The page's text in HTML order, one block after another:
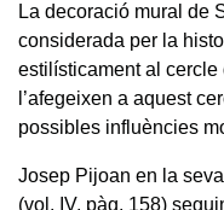
La decoració mural de
considerada per la
estilísticament al cercle
l’afegeixen a aquest
possibles influències
Josep Pijoan en la
(vol. IV, pàg. 158)